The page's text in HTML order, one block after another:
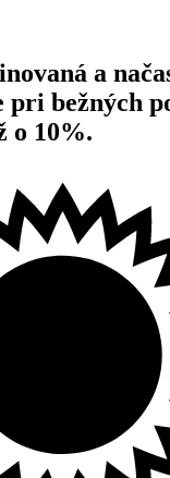
a
pri bežných
o 10%.